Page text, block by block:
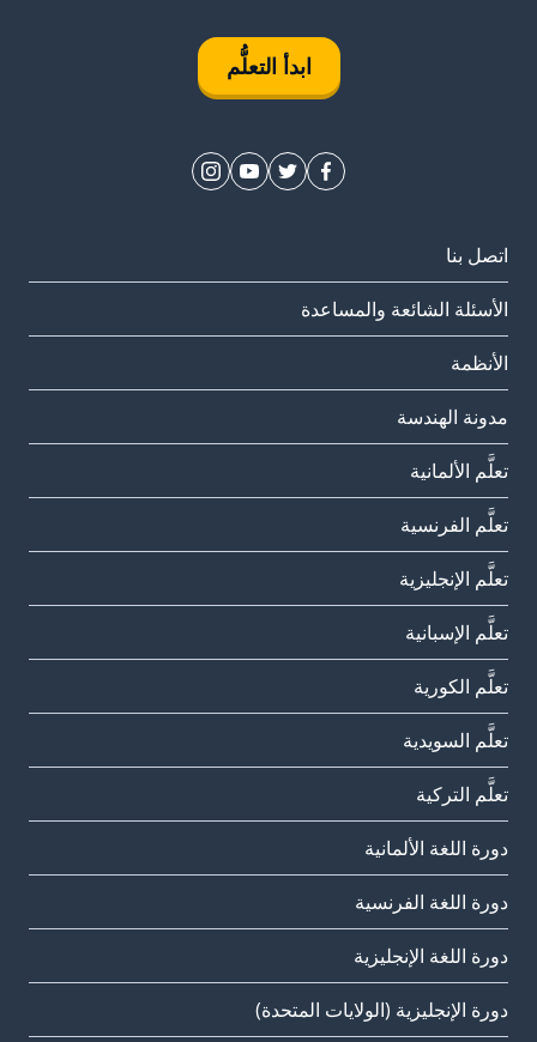
ابدأ التعلُّم
اتصل بنا
الأسئلة الشائعة والمساعدة
الأنظمة
مدونة الهندسة
تعلَّم الألمانية
تعلَّم الفرنسية
تعلَّم الإنجليزية
تعلَّم الإسبانية
تعلَّم الكورية
تعلَّم السويدية
تعلَّم التركية
دورة اللغة الألمانية
دورة اللغة الفرنسية
دورة اللغة الإنجليزية
دورة الإنجليزية (الولايات المتحدة)